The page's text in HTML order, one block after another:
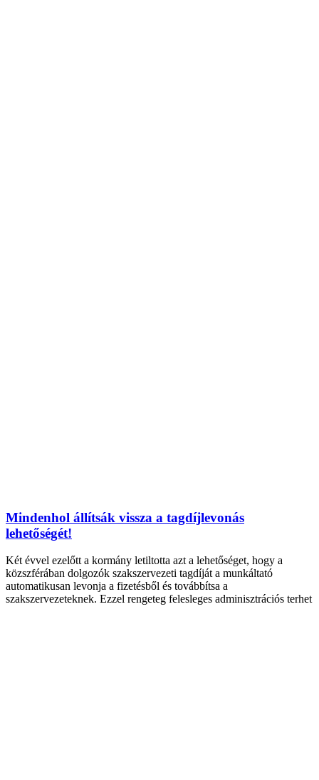
Mindenhol állítsák vissza a tagdíjlevonás
lehetőségét!
Két évvel ezelőtt a kormány letiltotta azt a lehetőséget, hogy a
közszférában dolgozók szakszervezeti tagdíját a munkáltató
automatikusan levonja a fizetésből és továbbítsa a
szakszervezeteknek. Ezzel rengeteg felesleges adminisztrációs terhet